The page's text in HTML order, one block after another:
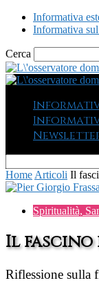
Informativa
Informativa
Cerca
Home Articoli Il
Spiritualità,
Il fascino
Riflessione sulla